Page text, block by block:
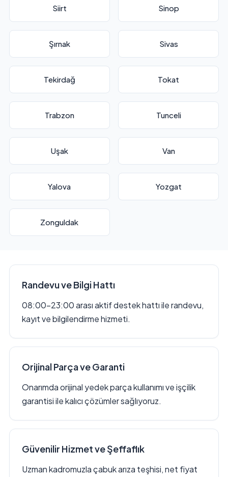
Siirt Sinop
Şırnak Sivas
Tekirdağ Tokat
Trabzon Tunceli
Uşak Van
Yalova Yozgat
Zonguldak
Randevu ve Bilgi Hattı
08:00–23:00 arası aktif destek hattı ile randevu,
kayıt ve bilgilendirme hizmeti.
Orijinal Parça ve Garanti
Onarımda orijinal yedek parça kullanımı ve işçilik
garantisi ile kalıcı çözümler sağlıyoruz.
Güvenilir Hizmet ve Şeffaflık
Uzman kadromuzla çabuk arıza teşhisi, net fiyat